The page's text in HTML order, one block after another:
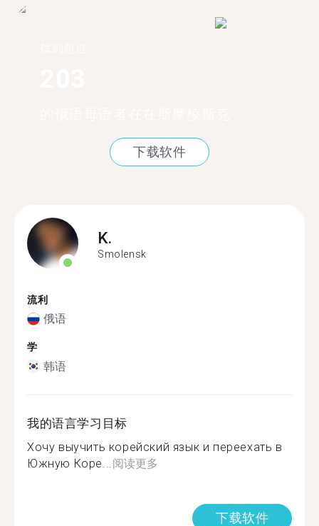
下载软件
K.
Smolensk
流利
俄语
学
韩语
我的语言学习目标
Хочу выучить корейский язык и переехать в
Южную Коре... 阅读更多
下载软件